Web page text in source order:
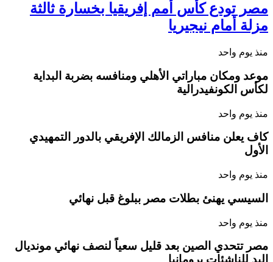
مصر تودع كأس أمم إفريقيا بخسارة ثالثة
مزلة أمام نيجيريا
منذ يوم واحد
موعد ومكان مباراتي الأهلي ومنافسه بضربة البداية
لكأس الكونفيدرالية
منذ يوم واحد
كاف يعلن منافس الزمالك الإفريقي بالدور التمهيدي
الأول
منذ يوم واحد
السيسي يهنئ بطلات مصر ببلوغ قبل نهائي
منذ يوم واحد
مصر تتحدي الصين بعد قليل سعياً لنصف نهائي مونديال
اليد للناشئات برومانيا